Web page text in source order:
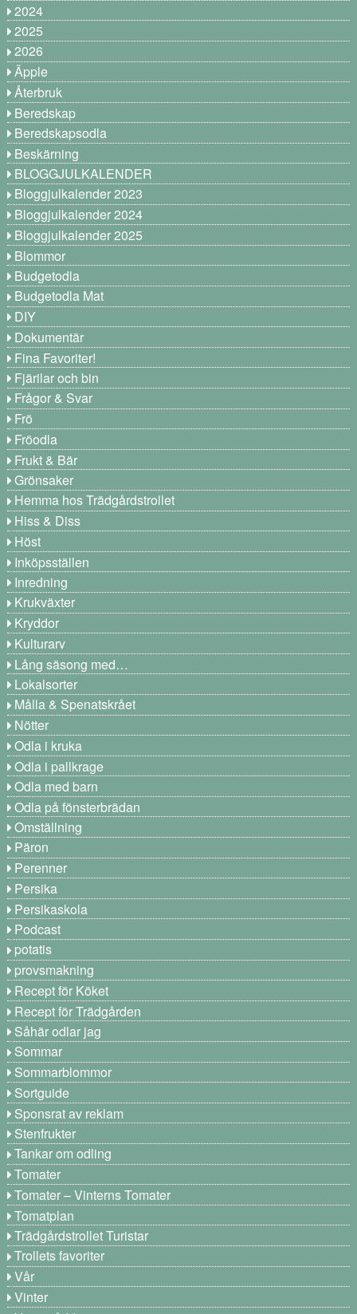
2024
2025
2026
Äpple
Återbruk
Beredskap
Beredskapsodla
Beskärning
BLOGGJULKALENDER
Bloggjulkalender 2023
Bloggjulkalender 2024
Bloggjulkalender 2025
Blommor
Budgetodla
Budgetodla Mat
DIY
Dokumentär
Fina Favoriter!
Fjärilar och bin
Frågor & Svar
Frö
Fröodla
Frukt & Bär
Grönsaker
Hemma hos Trädgårdstrollet
Hiss & Diss
Höst
Inköpsställen
Inredning
Krukväxter
Kryddor
Kulturarv
Lång säsong med…
Lokalsorter
Målla & Spenatskrået
Nötter
Odla i kruka
Odla i pallkrage
Odla med barn
Odla på fönsterbrädan
Omställning
Päron
Perenner
Persika
Persikaskola
Podcast
potatis
provsmakning
Recept för Köket
Recept för Trädgården
Såhär odlar jag
Sommar
Sommarblommor
Sortguide
Sponsrat av reklam
Stenfrukter
Tankar om odling
Tomater
Tomater – Vinterns Tomater
Tomatplan
Trädgårdstrollet Turistar
Trollets favoriter
Vår
Vinter